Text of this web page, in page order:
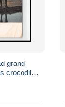
grand
crocodiles